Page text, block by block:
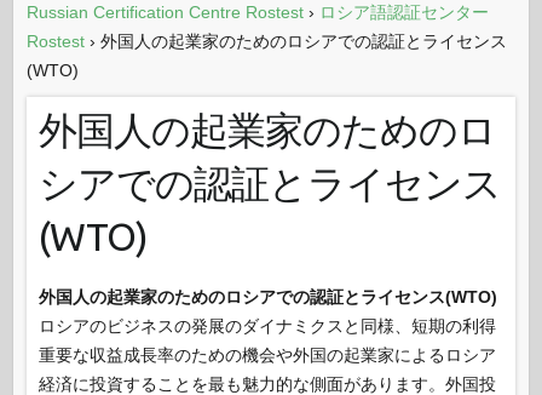
Russian Certification Centre Rostest › ロシア語認証センター
Rostest › 外国人の起業家のためのロシアでの認証とライセンス
(WTO)
外国人の起業家のためのロ
シアでの認証とライセンス
(WTO)
外国人の起業家のためのロシアでの認証とライセンス(WTO)
ロシアのビジネスの発展のダイナミクスと同様、短期の利得
重要な収益成長率のための機会や外国の起業家によるロシア
経済に投資することを最も魅力的な側面があります。外国投